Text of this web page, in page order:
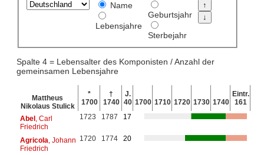
Name
Lebensjahre
Geburtsjahr
Sterbejahr
Spalte 4 = Lebensalter des Komponisten / Anzahl der
gemeinsamen Lebensjahre
Mattheus
Nikolaus Stulick
*
1700
†
1740
J.
40 1700 1710 1720 1730 1740
Eintr.
161
Abel, Carl
Friedrich
1723 1787 17
Agricola , Johann
Friedrich
1720 1774 20